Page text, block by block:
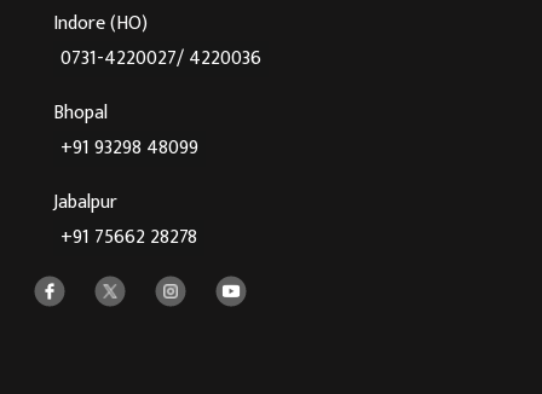
Indore (HO)
0731-4220027/ 4220036
Bhopal
+91 93298 48099
Jabalpur
+91 75662 28278